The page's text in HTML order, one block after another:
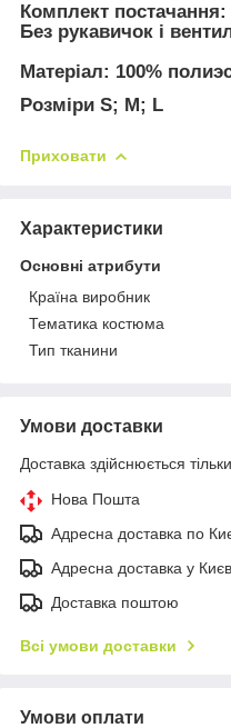
Комплект постачання:
Без рукавичок і
Матеріал: 100%
Розміри S; M; L
Приховати
Характеристики
Основні атрибути
Країна виробник
Тематика костюма
Тип тканини
Умови доставки
Доставка здійснюється
Нова Пошта
Адресна доставка по
Адресна доставка у
Доставка поштою
Всі умови доставки
Умови оплати